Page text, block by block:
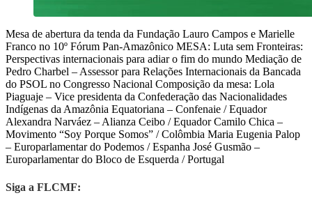
Mesa de abertura da tenda da Fundação Lauro Campos e Marielle
Franco no 10º Fórum Pan-Amazônico MESA: Luta sem Fronteiras:
Perspectivas internacionais para adiar o fim do mundo Mediação de
Pedro Charbel – Assessor para Relações Internacionais da Bancada
do PSOL no Congresso Nacional Composição da mesa: Lola
Piaguaje – Vice presidenta da Confederação das Nacionalidades
Indígenas da Amazônia Equatoriana – Confenaie / Equador
Alexandra Narváez – Alianza Ceibo / Equador Camilo Chica –
Movimento “Soy Porque Somos” / Colômbia Maria Eugenia Palop
– Europarlamentar do Podemos / Espanha José Gusmão –
Europarlamentar do Bloco de Esquerda / Portugal
Siga a FLCMF: